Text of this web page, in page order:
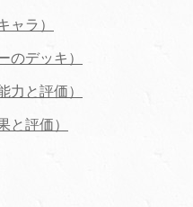
ャラ）
のデッキ）
力と評価）
と評価）